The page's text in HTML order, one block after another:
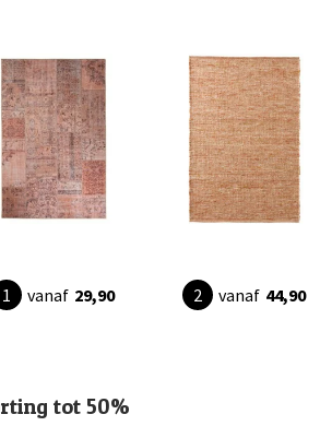
vanaf 29,90 vanaf 44,90
tot 50%